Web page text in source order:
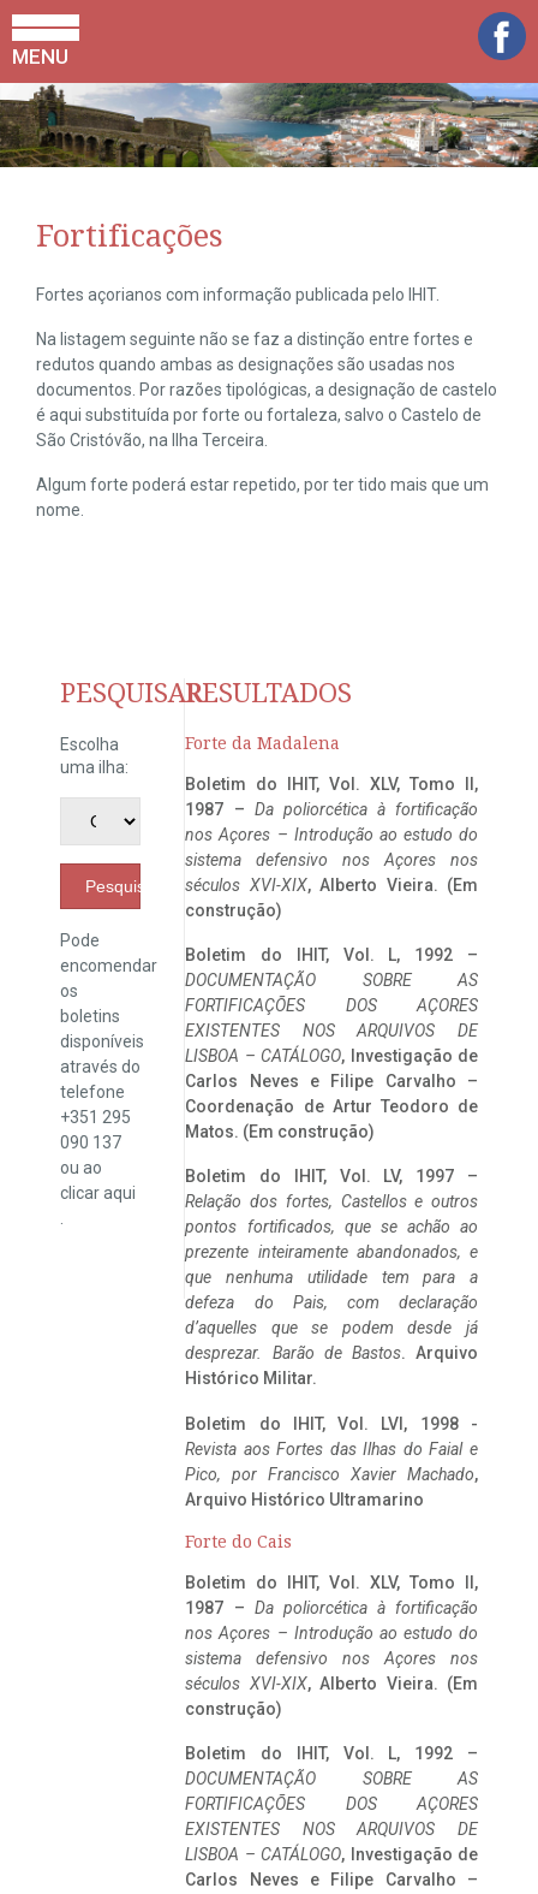
MENU
Fortificações
Fortes açorianos com informação publicada pelo IHIT.
Na listagem seguinte não se faz a distinção entre fortes e
redutos quando ambas as designações são usadas nos
documentos. Por razões tipológicas, a designação de castelo
é aqui substituída por forte ou fortaleza, salvo o Castelo de
São Cristóvão, na Ilha Terceira.
Algum forte poderá estar repetido, por ter tido mais que um
nome.
PESQUISAR
Escolha
uma ilha:
Pesquisar
Pode
encomendar
os
boletins
disponíveis
através do
telefone
+351 295
090 137
ou ao
clicaraqui
RESULTADOS
Forte da Madalena
Boletim do IHIT, Vol. XLV, Tomo II,
1987 – Da poliorcética à fortificação
nos Açores – Introdução ao estudo do
sistema defensivo nos Açores nos
séculos XVI-XIX, Alberto Vieira. (Em
construção)
Boletim do IHIT, Vol. L, 1992 –
DOCUMENTAÇÃO SOBRE AS
FORTIFICAÇÕES DOS AÇORES
EXISTENTES NOS ARQUIVOS DE
LISBOA – CATÁLOGO, Investigação de
Carlos Neves e Filipe Carvalho –
Coordenação de Artur Teodoro de
Matos. (Em construção)
Boletim do IHIT, Vol. LV, 1997 –
Relação dos fortes, Castellos e outros
pontos fortificados, que se achão ao
prezente inteiramente abandonados, e
que nenhuma utilidade tem para a
defeza do Pais, com declaração
d’aquelles que se podem desde já
desprezar. Barão de Bastos. Arquivo
Histórico Militar.
Boletim do IHIT, Vol. LVI, 1998 -
Revista aos Fortes das Ilhas do Faial e
Pico, por Francisco Xavier Machado,
Arquivo Histórico Ultramarino
Forte do Cais
Boletim do IHIT, Vol. XLV, Tomo II,
1987 – Da poliorcética à fortificação
nos Açores – Introdução ao estudo do
sistema defensivo nos Açores nos
séculos XVI-XIX, Alberto Vieira. (Em
construção)
Boletim do IHIT, Vol. L, 1992 –
DOCUMENTAÇÃO SOBRE AS
FORTIFICAÇÕES DOS AÇORES
EXISTENTES NOS ARQUIVOS DE
LISBOA – CATÁLOGO, Investigação de
Carlos Neves e Filipe Carvalho –